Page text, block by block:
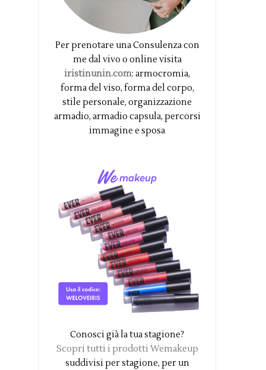
Per prenotare una Consulenza con
me dal vivo o online visita
iristinunin.com: armocromia,
forma del viso, forma del corpo,
stile personale, organizzazione
armadio, armadio capsula, percorsi
immagine e sposa
Conosci già la tua stagione?
Scopri tutti i prodotti Wemakeup
suddivisi per stagione, per un